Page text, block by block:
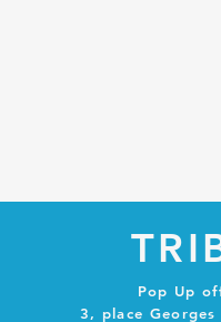
Pop Up
3, place Georges